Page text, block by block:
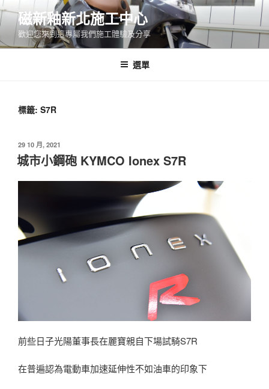
跳
至
要
磁新釉新北施工中心
歡迎您來到這專屬我們施工體驗及分享
選單
標籤: S7R
發
佈
於
29 10 月, 2021
城市小鋼砲 KYMCO Ionex S7R
前些日子光陽董事長在麗寶親自下場試騎S7R
在普遍認為電動車加速延伸性不如油車的印象下